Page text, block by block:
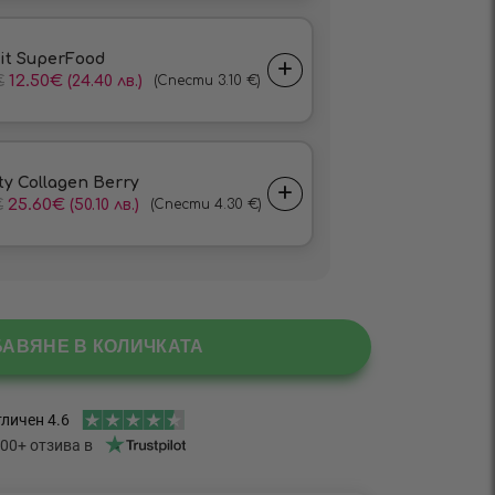
В КОЛИЧКАТА